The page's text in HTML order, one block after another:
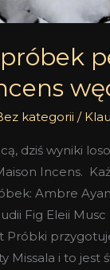
kategorii /
dziś wyniki
Incens.
Ambre
Fig Eleii
Próbki
Missala i to jest